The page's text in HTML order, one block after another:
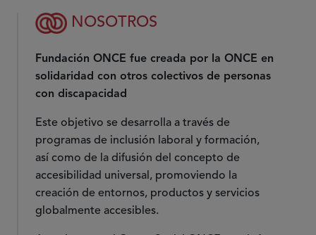
NOSOTROS
Fundación ONCE fue creada por la ONCE en
solidaridad con otros colectivos de personas
con discapacidad
Este objetivo se desarrolla a través de
programas de inclusión laboral y formación,
así como de la difusión del concepto de
accesibilidad universal, promoviendo la
creación de entornos, productos y servicios
globalmente accesibles.